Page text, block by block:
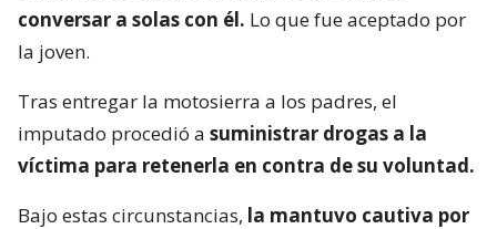
conversar a solas con él. Lo que fue aceptado por
la joven.
Tras entregar la motosierra a los padres, el
imputado procedió a suministrar drogas a la
víctima para retenerla en contra de su voluntad.
Bajo estas circunstancias, la mantuvo cautiva por